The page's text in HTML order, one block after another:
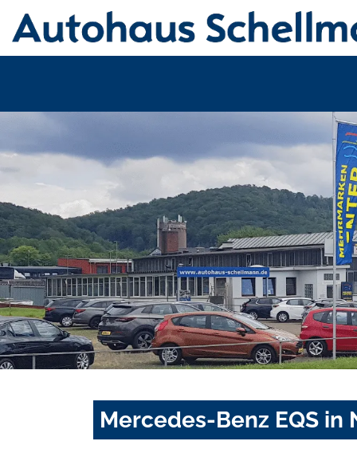
Mercedes-Benz EQS